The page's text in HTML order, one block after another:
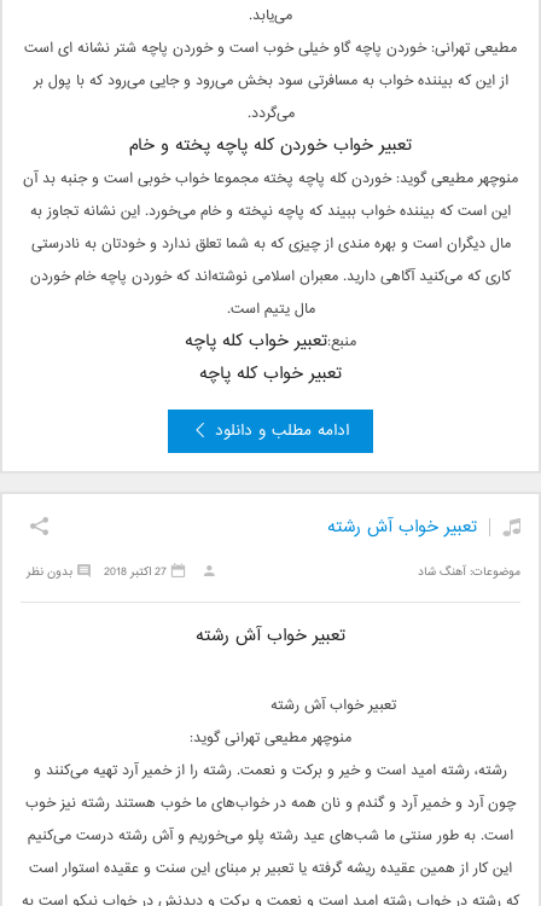
می‌یابد.
مطیعی تهرانی: خوردن پاچه گاو خیلی خوب است و خوردن پاچه شتر نشانه ای است
از این که بیننده خواب به مسافرتی سود بخش می‌رود و جایی می‌رود که با پول بر
می‌گردد.
تعبیر خواب خوردن کله پاچه پخته و خام
منوچهر مطیعی گوید: خوردن کله پاچه پخته مجموعا خواب خوبی است و جنبه بد آن
این است که بیننده خواب ببیند که پاچه نپخته و خام می‌خورد. این نشانه تجاوز به
مال دیگران است و بهره مندی از چیزی که به شما تعلق ندارد و خودتان به نادرستی
کاری که می‌کنید آگاهی دارید. معبران اسلامی نوشته‌اند که خوردن پاچه خام خوردن
مال یتیم است.
منبع:تعبیر خواب کله پاچه
تعبیر خواب کله پاچه
ادامه مطلب و دانلود
تعبیر خواب آش رشته
موضوعات:آهنگ شاد بدون نظر 27 اکتبر 2018
تعبیر خواب آش رشته
تعبیر خواب آش رشته
منوچهر مطیعی تهرانی گوید:
رشته، رشته امید است و خیر و برکت و نعمت. رشته را از خمیر آرد تهیه می‌کنند و
چون آرد و خمیر آرد و گندم و نان همه در خواب‌های ما خوب هستند رشته نیز خوب
است. به طور سنتی ما شب‌های عید رشته پلو می‌خوریم و آش رشته درست می‌کنیم
این کار از همین عقیده ریشه گرفته یا تعبیر بر مبنای این سنت و عقیده استوار است